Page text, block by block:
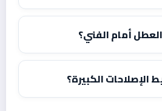
أمام الفني؟
الكبيرة؟